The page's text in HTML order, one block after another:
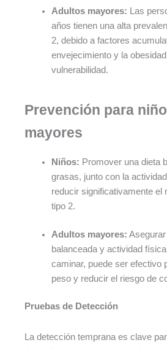
Adultos mayores: Las
años tienen una alta
2, debido a factores
envejecimiento y la
vulnerabilidad.
Prevención para
mayores
Niños: Promover una dieta
grasas, junto con la
reducir significativamente el
tipo 2.
Adultos mayores:
balanceada y actividad
caminar, puede ser efectivo
peso y reducir el riesgo de
Pruebas de Detección
La detección temprana es clave